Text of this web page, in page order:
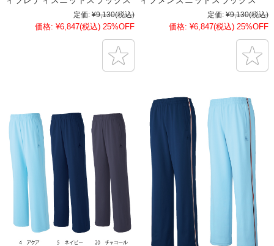
定価: ¥9,130(税込)
価格: ¥6,847(税込) 25%OFF
定価: ¥9,130(税込)
価格: ¥6,847(税込) 25%OFF